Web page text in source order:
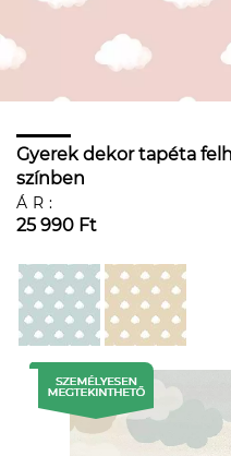
Gyerek dekor tapéta
színben
ÁR:
25 990 Ft